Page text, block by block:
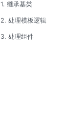
1. 继承基类
2. 处理模板逻辑
3. 处理组件